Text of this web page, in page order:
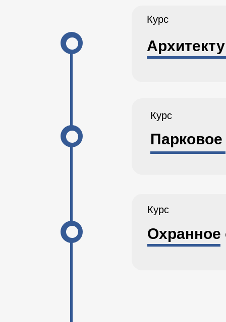
Курс
Охранное
Курс
Курс